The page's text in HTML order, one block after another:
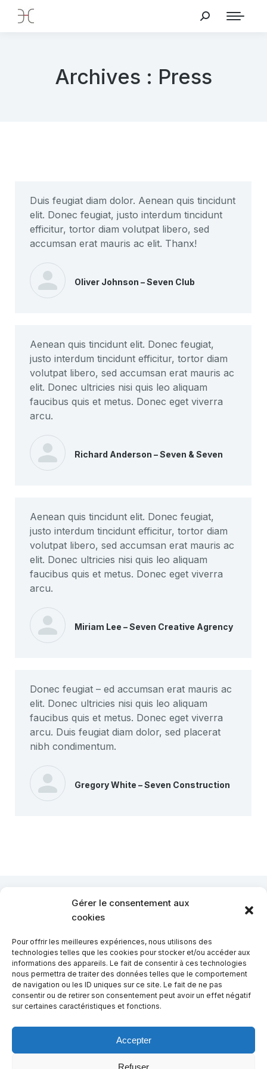
Gérer le consentement aux
cookies
Pour offrir les meilleures expériences, nous utilisons des
technologies telles que les cookies pour stocker et/ou accéder aux
informations des appareils. Le fait de consentir à ces technologies
nous permettra de traiter des données telles que le comportement
de navigation ou les ID uniques sur ce site. Le fait de ne pas
consentir ou de retirer son consentement peut avoir un effet négatif
sur certaines caractéristiques et fonctions.
Accepter
Refuser
Archives : Press
Duis feugiat diam dolor. Aenean quis tincidunt
elit. Donec feugiat, justo interdum tincidunt
efficitur, tortor diam volutpat libero, sed
accumsan erat mauris ac elit. Thanx!
Oliver Johnson – Seven Club
Aenean quis tincidunt elit. Donec feugiat,
justo interdum tincidunt efficitur, tortor diam
volutpat libero, sed accumsan erat mauris ac
elit. Donec ultricies nisi quis leo aliquam
faucibus quis et metus. Donec eget viverra
arcu.
Richard Anderson – Seven & Seven
Aenean quis tincidunt elit. Donec feugiat,
justo interdum tincidunt efficitur, tortor diam
volutpat libero, sed accumsan erat mauris ac
elit. Donec ultricies nisi quis leo aliquam
faucibus quis et metus. Donec eget viverra
arcu.
Miriam Lee – Seven Creative Agrency
Donec feugiat – ed accumsan erat mauris ac
elit. Donec ultricies nisi quis leo aliquam
faucibus quis et metus. Donec eget viverra
arcu. Duis feugiat diam dolor, sed placerat
nibh condimentum.
Gregory White – Seven Construction